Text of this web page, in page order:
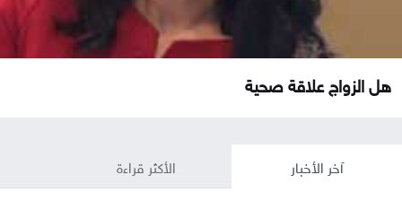
هل الزواج علاقة صحية
آخر الأخبار الأكثر قراءة